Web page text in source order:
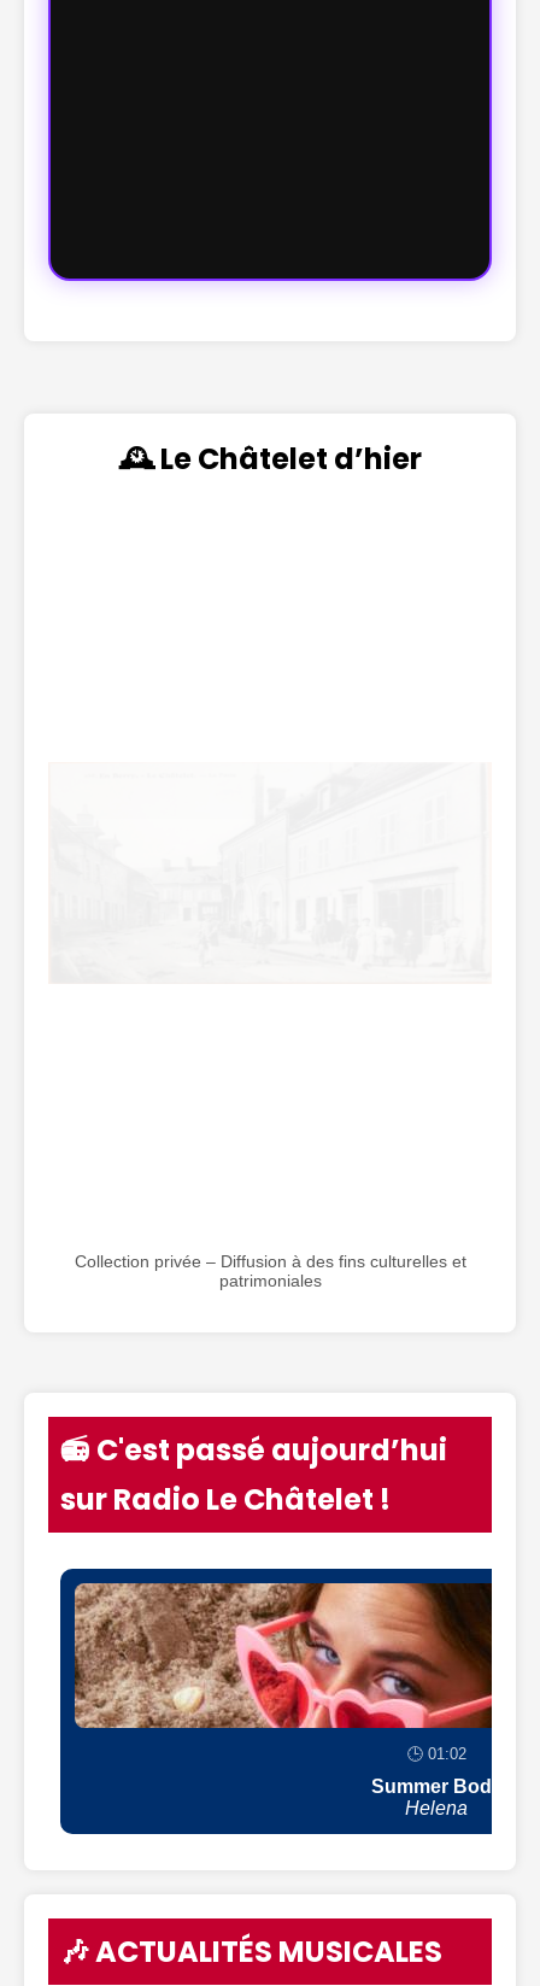
🕰️ Le Châtelet d’hier
Collection privée – Diffusion à des fins culturelles et
patrimoniales
📻 C'est passé aujourd’hui
sur Radio Le Châtelet !
🕒 01:02
Summer Body
Helena
🎶 ACTUALITÉS MUSICALES